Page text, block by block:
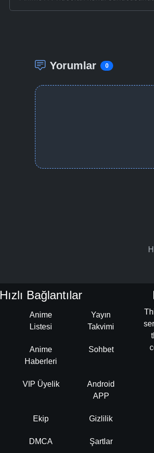
Yorumlar 0
Hızlı Bağlantılar
Anime
Listesi
Yayın
Takvimi
Anime
Haberleri
Sohbet
VIP Üyelik
Android
APP
Ekip Gizlilik
DMCA Şartlar